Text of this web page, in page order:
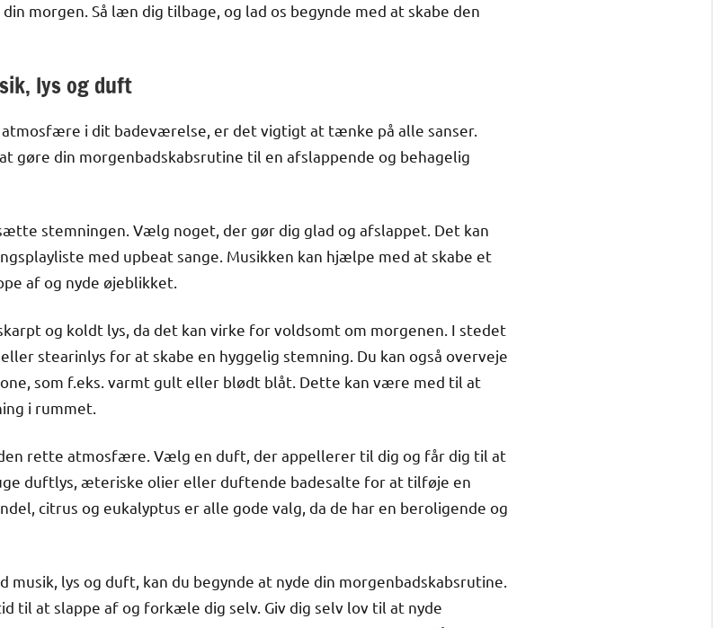
morgen. Så læn dig tilbage, og lad os begynde med at skabe den
lys og duft
i dit badeværelse, er det vigtigt at tænke på alle sanser.
gøre din morgenbadskabsrutine til en afslappende og behagelig
stemningen. Vælg noget, der gør dig glad og afslappet. Det kan
med upbeat sange. Musikken kan hjælpe med at skabe et
af og nyde øjeblikket.
og koldt lys, da det kan virke for voldsomt om morgenen. I stedet
stearinlys for at skabe en hyggelig stemning. Du kan også overveje
som f.eks. varmt gult eller blødt blåt. Dette kan være med til at
i rummet.
rette atmosfære. Vælg en duft, der appellerer til dig og får dig til at
duftlys, æteriske olier eller duftende badesalte for at tilføje en
citrus og eukalyptus er alle gode valg, da de har en beroligende og
lys og duft, kan du begynde at nyde din morgenbadskabsrutine.
til at slappe af og forkæle dig selv. Giv dig selv lov til at nyde